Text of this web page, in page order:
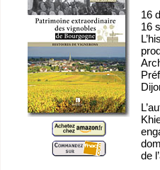
16
16
de